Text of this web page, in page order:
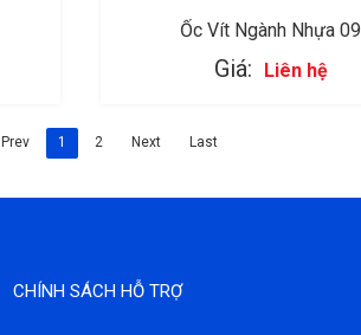
Ốc Vít Ngành Nhựa 09
Giá: Liên hệ
Prev 1 2 Next Last
CHÍNH SÁCH HỖ TRỢ